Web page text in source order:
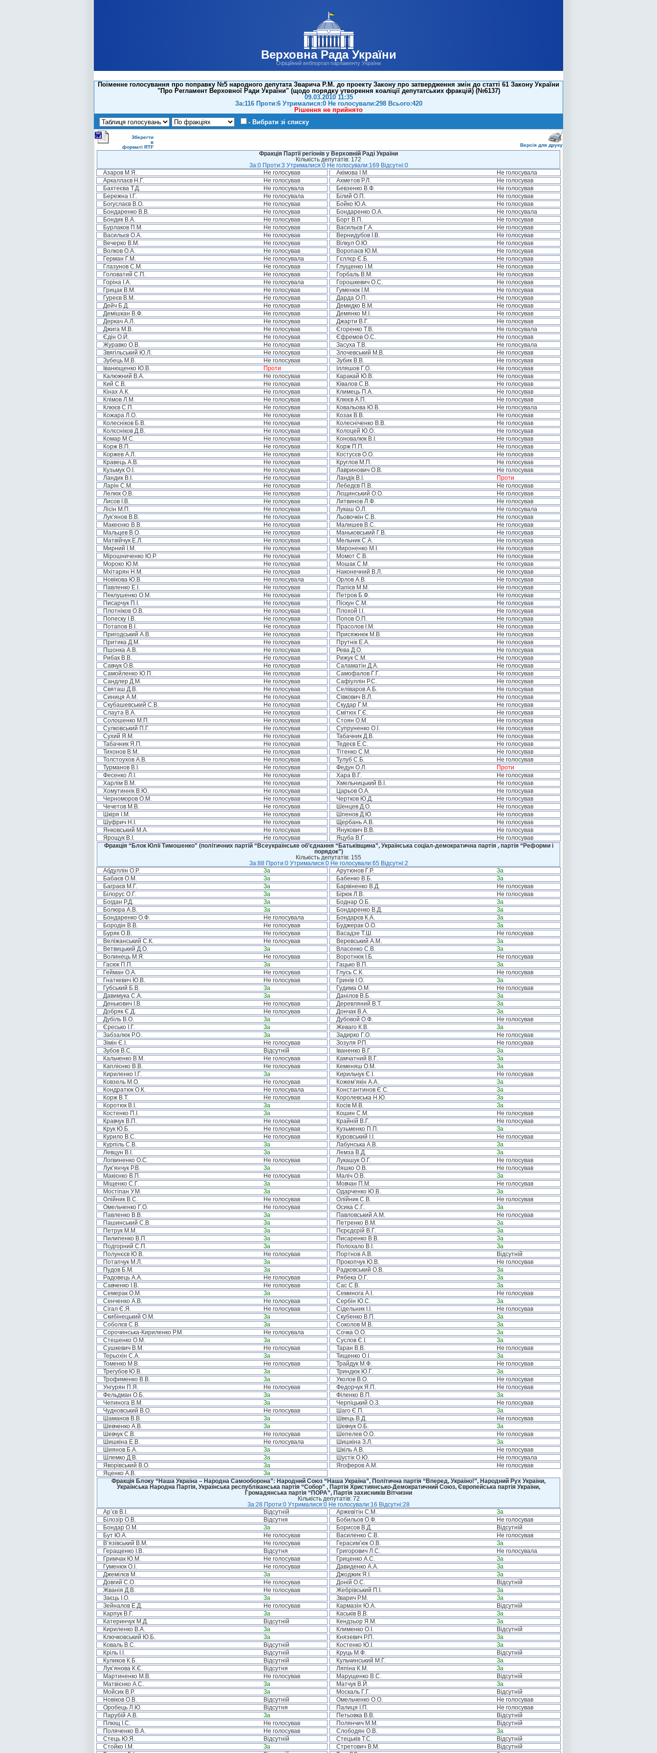
Верховна Рада України
Офіційний вебпортал парламенту України
Поіменне голосування про поправку №5 народного депутата Зварича Р.М. до проекту Закону про затвердження змін до статті 61 Закону України
"Про Регламент Верховної Ради України" (щодо порядку утворення коаліції депутатських фракцій) (№6137)
09.03.2010 11:35
За:116 Проти:6 Утрималися:0 Не голосували:298 Всього:420
Рішення не прийнято
- Вибрати зі списку
Зберегти
в
форматі RTF
Версія для друку
Фракція Партії регіонів у Верховній Раді України
Кількість депутатів: 172
За:0 Проти:3 Утрималися:0 Не голосували:169 Відсутні:0
Азаров М.Я.
Не голосував Акімова І.М.
Не голосувала
Аркаллаєв Н.Г.
Не голосував Ахметов Р.Л.
Не голосував
Бахтеєва Т.Д.
Не голосувала Бевзенко В.Ф.
Не голосував
Бережна І.Г.
Не голосувала Білий О.П.
Не голосував
Богуслаєв В.О.
Не голосував Бойко Ю.А.
Не голосував
Бондаренко В.В.
Не голосував Бондаренко О.А.
Не голосувала
Бондик В.А.
Не голосував Борт В.П.
Не голосував
Бурлаков П.М.
Не голосував Васильєв Г.А.
Не голосував
Васильєв О.А.
Не голосував Вернидубов І.В.
Не голосував
Вечерко В.М.
Не голосував Вілкул О.Ю.
Не голосував
Волков О.А.
Не голосував Воропаєв Ю.М.
Не голосував
Герман Г.М.
Не голосувала Гєллєр Є.Б.
Не голосував
Глазунов С.М.
Не голосував Глущенко І.М.
Не голосував
Головатий С.П.
Не голосував Горбаль В.М.
Не голосував
Горіна І.А.
Не голосувала Горошкевич О.С.
Не голосував
Грицак В.М.
Не голосував Гуменюк І.М.
Не голосував
Гуреєв В.М.
Не голосував Дарда О.П.
Не голосував
Дейч Б.Д.
Не голосував Демидко В.М.
Не голосував
Демішкан В.Ф.
Не голосував Демянко М.І.
Не голосував
Деркач А.Л.
Не голосував Джарти В.Г.
Не голосував
Джига М.В.
Не голосував Єгоренко Т.В.
Не голосувала
Єдін О.Й.
Не голосував Єфремов О.С.
Не голосував
Журавко О.В.
Не голосував Засуха Т.В.
Не голосувала
Звягільський Ю.Л.
Не голосував Злочевський М.В.
Не голосував
Зубець М.В.
Не голосував Зубик В.В.
Не голосував
Іванющенко Ю.В.
Проти Ілляшов Г.О.
Не голосував
Калюжний В.А.
Не голосував Каракай Ю.В.
Не голосував
Кий С.В.
Не голосував Ківалов С.В.
Не голосував
Кінах А.К.
Не голосував Климець П.А.
Не голосував
Клімов Л.М.
Не голосував Клюєв А.П.
Не голосував
Клюєв С.П.
Не голосував Ковальова Ю.В.
Не голосувала
Кожара Л.О.
Не голосував Козак В.В.
Не голосував
Колесніков Б.В.
Не голосував Колесніченко В.В.
Не голосував
Колєсніков Д.В.
Не голосував Колоцей Ю.О.
Не голосував
Комар М.С.
Не голосував Коновалюк В.І.
Не голосував
Корж В.П.
Не голосував Корж П.П.
Не голосував
Коржев А.Л.
Не голосував Костусєв О.О.
Не голосував
Кравець А.В.
Не голосував Круглов М.П.
Не голосував
Кузьмук О.І.
Не голосував Лавринович О.В.
Не голосував
Ландик В.І.
Не голосував Ландік В.І.
Проти
Ларін С.М.
Не голосував Лебедєв П.В.
Не голосував
Лелюк О.В.
Не голосував Лєщинський О.О.
Не голосував
Лисов І.В.
Не голосував Литвинов Л.Ф.
Не голосував
Лісін М.П.
Не голосував Лукаш О.Л.
Не голосувала
Лук’янов В.В.
Не голосував Льовочкін С.В.
Не голосував
Макеєнко В.В.
Не голосував Малишев В.С.
Не голосував
Мальцев В.О.
Не голосував Маньковський Г.В.
Не голосував
Матвійчук Е.Л.
Не голосував Мельник С.А.
Не голосував
Мирний І.М.
Не голосував Мироненко М.І.
Не голосував
Мірошниченко Ю.Р.
Не голосував Момот С.В.
Не голосував
Мороко Ю.М.
Не голосував Мошак С.М.
Не голосував
Мхітарян Н.М.
Не голосував Наконечний В.Л.
Не голосував
Новікова Ю.В.
Не голосувала Орлов А.В.
Не голосував
Павленко Е.І.
Не голосував Папієв М.М.
Не голосував
Пеклушенко О.М.
Не голосував Петров Б.Ф.
Не голосував
Писарчук П.І.
Не голосував Піскун С.М.
Не голосував
Плотніков О.В.
Не голосував Плохой І.І.
Не голосував
Попеску І.В.
Не голосував Попов О.П.
Не голосував
Потапов В.І.
Не голосував Прасолов І.М.
Не голосував
Пригодський А.В.
Не голосував Присяжнюк М.В.
Не голосував
Притика Д.М.
Не голосував Прутнік Е.А.
Не голосував
Пшонка А.В.
Не голосував Рева Д.О.
Не голосував
Рибак В.В.
Не голосував Рижук С.М.
Не голосував
Савчук О.В.
Не голосував Саламатін Д.А.
Не голосував
Самойленко Ю.П.
Не голосував Самофалов Г.Г.
Не голосував
Сандлер Д.М.
Не голосував Сафіуллін Р.С.
Не голосував
Святаш Д.В.
Не голосував Селіваров А.Б.
Не голосував
Синиця А.М.
Не голосував Сівкович В.Л.
Не голосував
Скубашевський С.В.
Не голосував Скудар Г.М.
Не голосував
Слаута В.А.
Не голосував Смітюх Г.Є.
Не голосував
Солошенко М.П.
Не голосував Стоян О.М.
Не голосував
Сулковський П.Г.
Не голосував Супруненко О.І.
Не голосував
Сухий Я.М.
Не голосував Табачник Д.В.
Не голосував
Табачник Я.П.
Не голосував Тедеєв Е.С.
Не голосував
Тихонов В.М.
Не голосував Тітенко С.М.
Не голосував
Толстоухов А.В.
Не голосував Тулуб С.Б.
Не голосував
Турманов В.І.
Не голосував Федун О.Л.
Проти
Фесенко Л.І.
Не голосував Хара В.Г.
Не голосував
Харлім В.М.
Не голосував Хмельницький В.І.
Не голосував
Хомутиннік В.Ю.
Не голосував Царьов О.А.
Не голосував
Черноморов О.М.
Не голосував Чертков Ю.Д.
Не голосував
Чечетов М.В.
Не голосував Шенцев Д.О.
Не голосував
Шкіря І.М.
Не голосував Шпенов Д.Ю.
Не голосував
Шуфрич Н.І.
Не голосував Щербань А.В.
Не голосував
Янковський М.А.
Не голосував Янукович В.В.
Не голосував
Ярощук В.І.
Не голосував Яцуба В.Г.
Не голосував
Фракція “Блок Юлії Тимошенко" (політичних партій “Всеукраїнське об’єднання “Батьківщина”, Українська соціал-демократична партія , партія “Реформи і
порядок”)
Кількість депутатів: 155
За:88 Проти:0 Утрималися:0 Не голосували:65 Відсутні:2
Абдуллін О.Р.
За Арутюнов Г.Р.
За
Бабаєв О.М.
За Бабенко В.Б.
За
Баграєв М.Г.
За Барвіненко В.Д.
Не голосував
Білорус О.Г.
За Бірюк Л.В.
Не голосував
Богдан Р.Д.
За Боднар О.Б.
За
Болюра А.В.
За Бондаренко В.Д.
За
Бондаренко О.Ф.
Не голосувала Бондарєв К.А.
За
Бородін В.В.
Не голосував Буджерак О.О.
За
Буряк О.В.
Не голосував Васадзе Т.Ш.
Не голосував
Веліжанський С.К.
Не голосував Веревський А.М.
За
Ветвицький Д.О.
За Власенко С.В.
За
Волинець М.Я.
Не голосував Воротнюк І.Б.
Не голосував
Гасюк П.П.
За Гацько В.П.
За
Гейман О.А.
Не голосував Глусь С.К.
Не голосував
Гнаткевич Ю.В.
Не голосував Гринів І.О.
За
Губський Б.В.
За Гудима О.М.
Не голосував
Давимука С.А.
За Данілов В.Б.
За
Денькович І.В.
Не голосував Деревляний В.Т.
За
Добряк Є.Д.
Не голосував Дончак В.А.
За
Дубіль В.О.
За Дубовой О.Ф.
Не голосував
Єресько І.Г.
За Жеваго К.В.
За
Забзалюк Р.О.
За Задирко Г.О.
Не голосував
Зімін Є.І.
Не голосував Зозуля Р.П.
Не голосував
Зубов В.С.
Відсутній Іваненко В.Г.
За
Кальченко В.М.
Не голосував Камчатний В.Г.
За
Каплієнко В.В.
Не голосував Кеменяш О.М.
За
Кириленко І.Г.
За Кирильчук Є.І.
Не голосував
Ковзель М.О.
Не голосував Кожем’якін А.А.
За
Кондратюк О.К.
Не голосувала Константинов Є.С.
За
Корж В.Т.
Не голосував Королевська Н.Ю.
За
Коротюк В.І.
За Косів М.В.
За
Костенко П.І.
За Кошин С.М.
Не голосував
Кравчук В.П.
Не голосував Крайній В.Г.
Не голосував
Крук Ю.Б.
Не голосував Кузьменко П.П.
За
Курило В.С.
Не голосував Куровський І.І.
Не голосував
Курпіль С.В.
За Лабунська А.В.
За
Левцун В.І.
За Лемза В.Д.
За
Логвиненко О.С.
Не голосував Лукашук О.Г.
Не голосував
Лук’янчук Р.В.
За Ляшко О.В.
Не голосував
Макієнко В.П.
Не голосував Маліч О.В.
За
Міщенко С.Г.
За Мовчан П.М.
Не голосував
Мостіпан У.М.
За Одарченко Ю.В.
За
Олійник В.С.
Не голосував Олійник С.В.
Не голосував
Омельченко Г.О.
Не голосував Осика С.Г.
За
Павленко В.В.
За Павловський А.М.
Не голосував
Пашинський С.В.
За Петренко В.М.
За
Петрук М.М.
За Пєрєдєрій В.Г.
За
Пилипенко В.П.
За Писаренко В.В.
За
Подгорний С.П.
За Полохало В.І.
За
Полунєєв Ю.В.
Не голосував Портнов А.В.
Відсутній
Потапчук М.Л.
За Прокопчук Ю.В.
Не голосував
Пудов Б.М.
За Радковський О.В.
За
Радовець А.А.
Не голосував Рябека О.Г.
За
Савченко І.В.
Не голосував Сас С.В.
За
Семерак О.М.
За Семинога А.І.
Не голосував
Сенченко А.В.
Не голосував Сербін Ю.С.
За
Сігал Є.Я.
Не голосував Сідельник І.І.
Не голосував
Скибінецький О.М.
За Скубенко В.П.
За
Соболєв С.В.
За Соколов М.В.
За
Сорочинська-Кириленко Р.М.
Не голосувала Сочка О.О.
За
Стешенко О.М.
За Суслов Є.І.
За
Сушкевич В.М.
Не голосував Таран В.В.
Не голосував
Терьохін С.А.
За Тищенко О.І.
За
Томенко М.В.
Не голосував Трайдук М.Ф.
Не голосував
Трегубов Ю.В.
За Триндюк Ю.Г.
За
Трофименко В.В.
За Уколов В.О.
Не голосував
Унгурян П.Я.
Не голосував Федорчук Я.П.
Не голосував
Фельдман О.Б.
За Філенко В.П.
За
Чепинога В.М.
За Черпіцький О.З.
Не голосував
Чудновський В.О.
Не голосував Шаго Є.П.
За
Шаманов В.В.
За Швець В.Д.
Не голосував
Шевченко А.В.
За Шевчук О.Б.
За
Шевчук С.В.
Не голосував Шепелев О.О.
Не голосував
Шишкіна Е.В.
Не голосувала Шишкіна З.Л.
За
Шиянов Б.А.
За Шкіль А.В.
Не голосував
Шлемко Д.В.
За Шустік О.Ю.
Не голосувала
Яворівський В.О.
За Ягоферов А.М.
Не голосував
Яценко А.В.
За
Фракція Блоку “Наша Україна – Народна Самооборона”: Народний Союз “Наша Україна”, Політична партія “Вперед, Україно!”, Народний Рух України,
Українська Народна Партія, Українська республіканська партія “Собор” , Партія Християнсько-Демократичний Союз, Європейська партія України,
Громадянська партія “ПОРА”, Партія захисників Вітчизни
Кількість депутатів: 72
За:28 Проти:0 Утрималися:0 Не голосували:16 Відсутні:28
Ар’єв В.І.
Відсутній Аржевітін С.М.
За
Білозір О.В.
Відсутня Бобильов О.Ф.
Не голосував
Бондар О.М.
За Борисов В.Д.
Відсутній
Бут Ю.А.
Не голосував Василенко С.В.
Не голосував
В’язівський В.М.
Не голосував Герасим’юк О.В.
За
Геращенко І.В.
Відсутня Григорович Л.С.
Не голосувала
Гримчак Ю.М.
Не голосував Гриценко А.С.
За
Гуменюк О.І.
Не голосував Давиденко А.А.
За
Джемілєв М. .
За Джоджик Я.І.
За
Довгий С.О.
Не голосував Доній О.С.
Відсутній
Жванія Д.В.
Не голосував Жебрівський П.І.
За
Заєць І.О.
За Зварич Р.М.
За
Зейналов Е.Д.
Не голосував Кармазін Ю.А.
Відсутній
Карпук В.Г.
За Каськів В.В.
За
Катеринчук М.Д.
Відсутній Кендзьор Я.М.
За
Кириленко В.А.
За Клименко О.І.
Відсутній
Ключковський Ю.Б.
За Князевич Р.П.
За
Коваль В.С.
Відсутній Костенко Ю.І.
За
Кріль І.І.
Відсутній Круць М.Ф.
Відсутній
Куликов К.Б.
Відсутній Кульчинський М.Г.
За
Лук’янова К.Є.
Відсутня Ляпіна К.М.
За
Мартиненко М.В.
Не голосував Марущенко В.С.
Відсутній
Матвієнко А.С.
За Матчук В.Й.
За
Мойсик В.Р.
За Москаль Г.Г.
Відсутній
Новіков О.В.
Відсутній Омельченко О.О.
Не голосував
Оробець Л.Ю.
Відсутня Палиця І.П.
Не голосував
Парубій А.В.
За Петьовка В.В.
Відсутній
Плющ І.С.
Не голосував Полянчич М.М.
Відсутній
Поляченко В.А.
Не голосував Слободян О.В.
За
Стець Ю.Я.
Відсутній Стецьків Т.С.
Відсутній
Стойко І.М.
За Стретович В.М.
Відсутній